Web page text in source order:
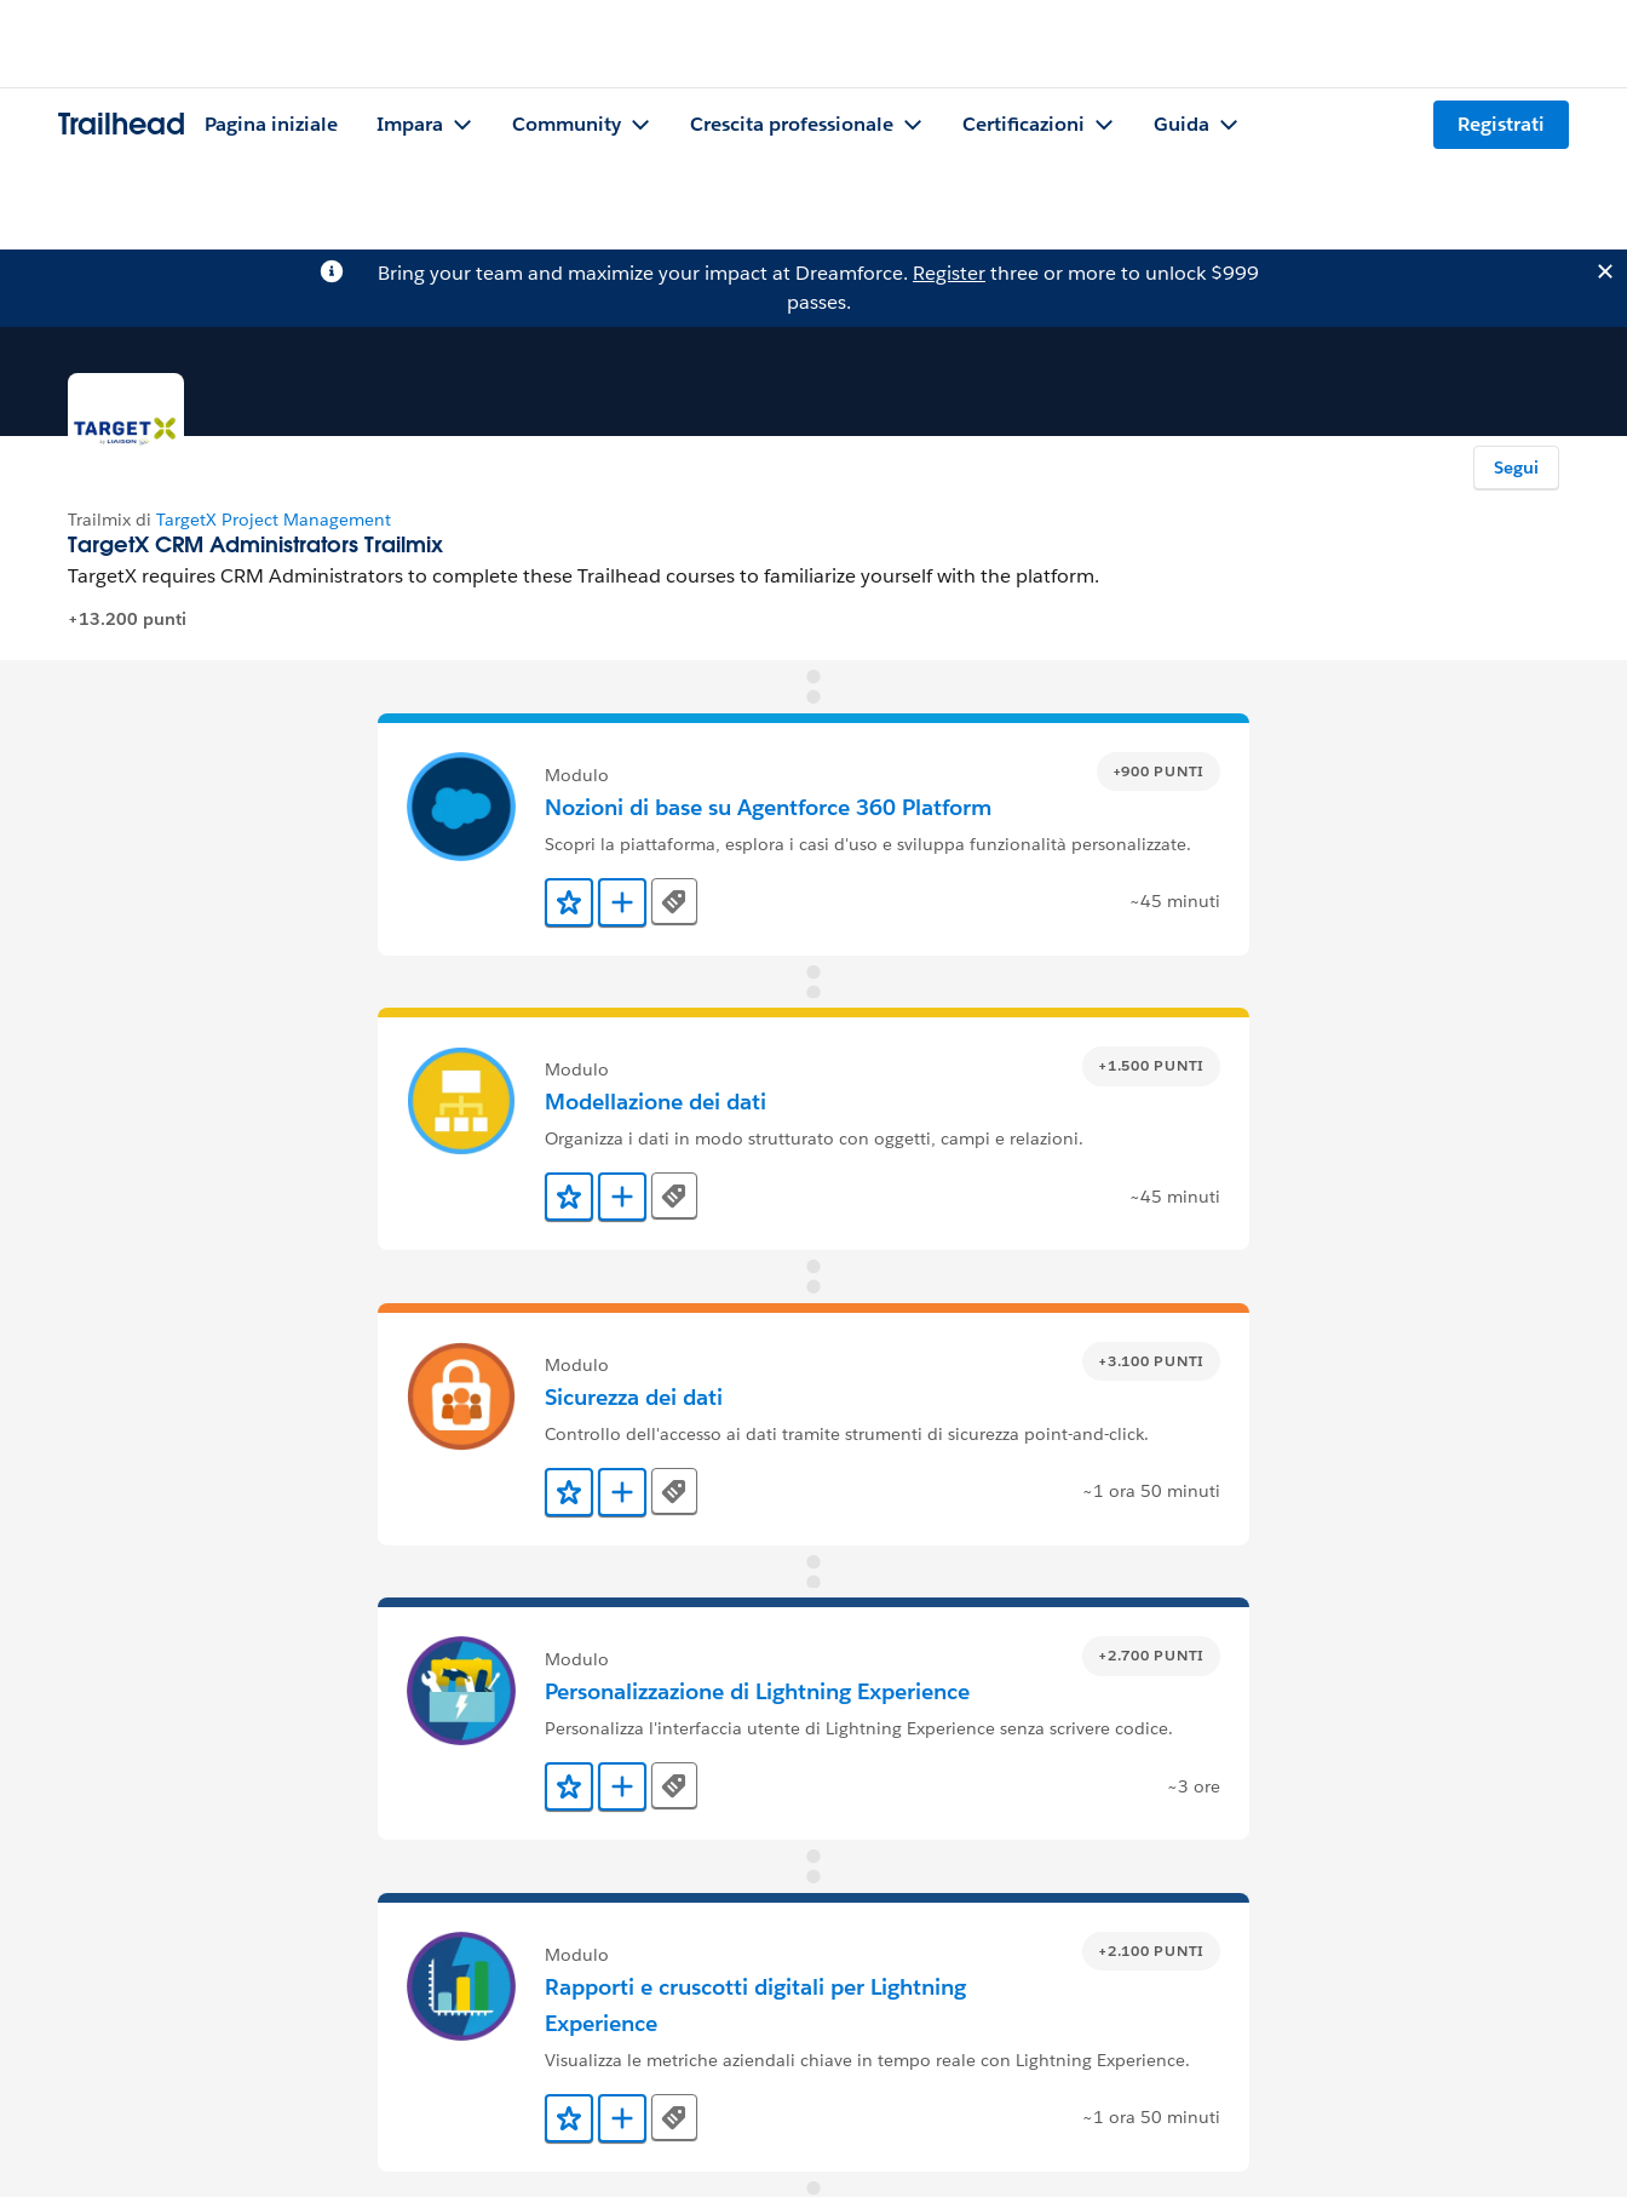
Trailhead Pagina iniziale Impara Community Crescita professionale Certificazioni Guida Registrati
Bring your team and maximize your impact at Dreamforce. Registerthree or more to unlock $999
passes.
Segui
+900 PUNTI
Modulo
Nozioni di base su Agentforce 360 Platform
Scopri la piattaforma, esplora i casi d'uso e sviluppa funzionalità personalizzate.
Aggiunto ai preferiti
Aggiungi a Trailmix
Tags ~45 minuti
+1.500 PUNTI
Modulo
Modellazione dei dati
Organizza i dati in modo strutturato con oggetti, campi e relazioni.
Aggiunto ai preferiti
Aggiungi a Trailmix
Tags ~45 minuti
+3.100 PUNTI
Modulo
Sicurezza dei dati
Controllo dell'accesso ai dati tramite strumenti di sicurezza point-and-click.
Aggiunto ai preferiti
Aggiungi a Trailmix
Tags ~1 ora 50 minuti
+2.700 PUNTI
Modulo
Personalizzazione di Lightning Experience
Personalizza l'interfaccia utente di Lightning Experience senza scrivere codice.
Aggiunto ai preferiti
Aggiungi a Trailmix
Tags ~3 ore
+2.100 PUNTI
Modulo
Rapporti e cruscotti digitali per Lightning
Experience
Visualizza le metriche aziendali chiave in tempo reale con Lightning Experience.
Aggiunto ai preferiti
Aggiungi a Trailmix
Tags ~1 ora 50 minuti